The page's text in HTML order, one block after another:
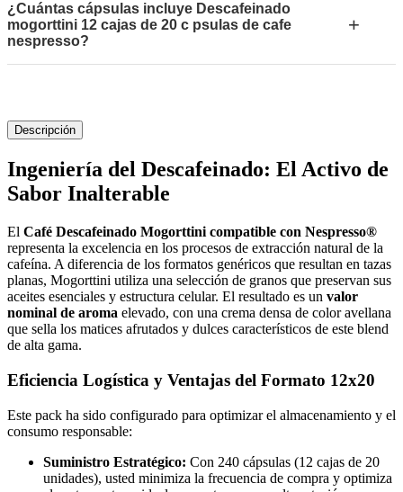
¿Cuántas cápsulas incluye Descafeinado
mogorttini 12 cajas de 20 c psulas de cafe
nespresso?
+
Descripción
Ingeniería del Descafeinado: El Activo de
Sabor Inalterable
El Café Descafeinado Mogorttini compatible con Nespresso®
representa la excelencia en los procesos de extracción natural de la
cafeína. A diferencia de los formatos genéricos que resultan en tazas
planas, Mogorttini utiliza una selección de granos que preservan sus
aceites esenciales y estructura celular. El resultado es un valor
nominal de aroma elevado, con una crema densa de color avellana
que sella los matices afrutados y dulces característicos de este blend
de alta gama.
Eficiencia Logística y Ventajas del Formato 12x20
Este pack ha sido configurado para optimizar el almacenamiento y el
consumo responsable:
Suministro Estratégico: Con 240 cápsulas (12 cajas de 20
unidades), usted minimiza la frecuencia de compra y optimiza